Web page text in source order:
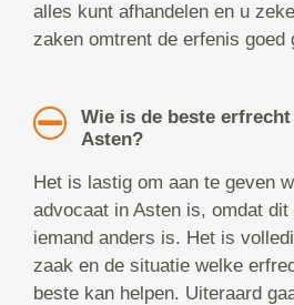
alles kunt afhandelen en u
zaken omtrent de erfenis goed
Wie is de beste
Asten?
Het is lastig om aan te geven
advocaat in Asten is, omdat dit
iemand anders is. Het is
zaak en de situatie welke
beste kan helpen. Uiteraard